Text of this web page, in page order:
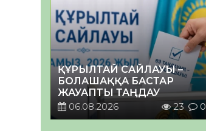
ҚҰРЫЛТАЙ САЙЛАУЫ –
БОЛАШАҚҚА БАСТАР
ЖАУАПТЫ ТАҢДАУ
06.08.2026
23 0